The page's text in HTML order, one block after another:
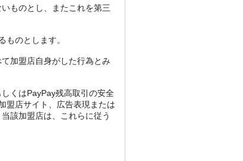
ものとし、またこれを第三
のとします。
加盟店自身がした行為とみ
くはPayPay残高取引の安全
盟店サイト、広告表現または
該加盟店は、これらに従う